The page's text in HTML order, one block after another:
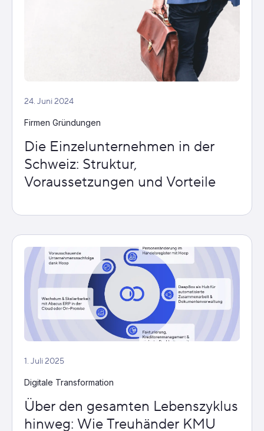
24. Juni 2024
Firmen Gründungen
Die Einzelunternehmen in der
Schweiz: Struktur,
Voraussetzungen und Vorteile
1. Juli 2025
Digitale Transformation
Über den gesamten Lebenszyklus
hinweg: Wie Treuhänder KMU